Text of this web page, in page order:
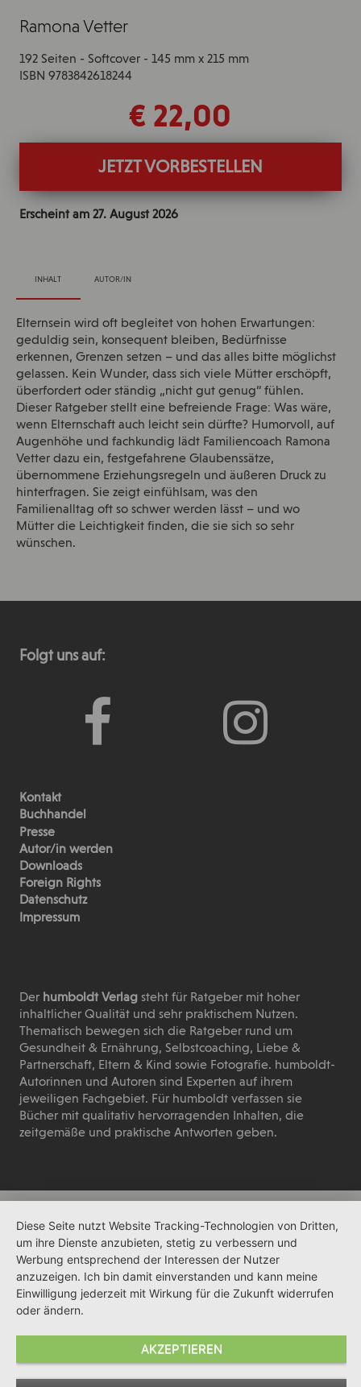
Ramona Vetter
192 Seiten - Softcover - 145 mm x 215 mm
ISBN 9783842618244
€ 22,00
JETZT VORBESTELLEN
Erscheint am 27. August 2026
INHALT AUTOR/IN
Elternsein wird oft begleitet von hohen Erwartungen:
geduldig sein, konsequent bleiben, Bedürfnisse
erkennen, Grenzen setzen – und das alles bitte möglichst
gelassen. Kein Wunder, dass sich viele Mütter erschöpft,
überfordert oder ständig „nicht gut genug“ fühlen.
Dieser Ratgeber stellt eine befreiende Frage: Was wäre,
wenn Elternschaft auch leicht sein dürfte? Humorvoll, auf
Augenhöhe und fachkundig lädt Familiencoach Ramona
Vetter dazu ein, festgefahrene Glaubenssätze,
übernommene Erziehungsregeln und äußeren Druck zu
hinterfragen. Sie zeigt einfühlsam, was den
Familienalltag oft so schwer werden lässt – und wo
Mütter die Leichtigkeit finden, die sie sich so sehr
wünschen.
Folgt uns auf:
Kontakt
Buchhandel
Presse
Autor/in werden
Downloads
Foreign Rights
Datenschutz
Impressum
Derhumboldt Verlag steht für Ratgeber mit hoher
inhaltlicher Qualität und sehr praktischem Nutzen.
Thematisch bewegen sich die Ratgeber rund um
Gesundheit & Ernährung, Selbstcoaching, Liebe &
Partnerschaft, Eltern & Kind sowie Fotografie. humboldt-
Autorinnen und Autoren sind Experten auf ihrem
jeweiligen Fachgebiet. Für humboldt verfassen sie
Bücher mit qualitativ hervorragenden Inhalten, die
zeitgemäße und praktische Antworten geben.
Diese Seite nutzt Website Tracking-Technologien von Dritten,
um ihre Dienste anzubieten, stetig zu verbessern und
Werbung entsprechend der Interessen der Nutzer
anzuzeigen. Ich bin damit einverstanden und kann meine
Einwilligung jederzeit mit Wirkung für die Zukunft widerrufen
oder ändern.
AKZEPTIEREN